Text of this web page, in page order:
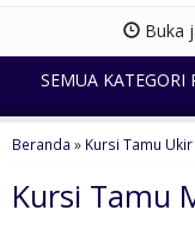
Buka
SEMUA KATEGORI
Beranda » Kursi Tamu
Kursi Tamu